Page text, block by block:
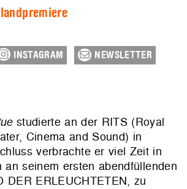
INSTAGRAM NEWSLETTER
studierte an der RITS (Royal
Cinema and Sound) in
verbrachte er viel Zeit in
an seinem ersten abendfüllenden
DER ERLEUCHTETEN, zu